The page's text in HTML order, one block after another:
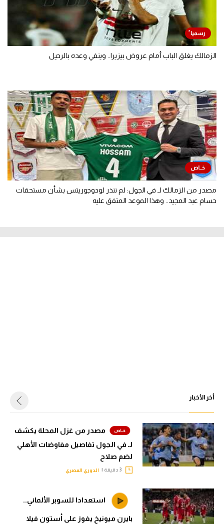
الزمالك يغلق الباب أمام عروض بيزيرا.. وينفي وعده بالرحيل
مصدر من الزمالك لـ في الجول: لم ننذر لودوجوريتس بشأن مستحقات
حسام عبد المجيد.. وهذا الموعد المتفق عليه
أخر الأخبار
مصدر من غزل المحلة يكشف
لـ في الجول تفاصيل مفاوضات الأهلي
لضم صلاح
الدوري المصري
استعدادا للسوبر الألماني..
بايرن ميونيخ يفوز على أستون فيلا